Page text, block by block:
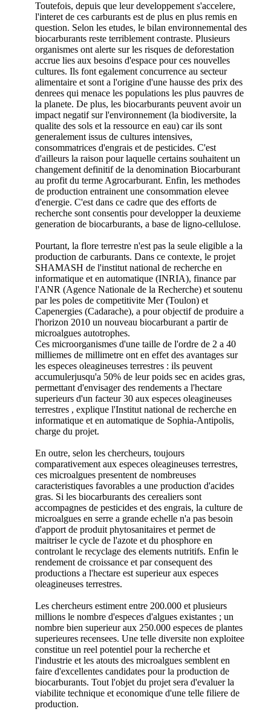
Toutefois, depuis que leur developpement s'accelere,
l'interet de ces carburants est de plus en plus remis en
question. Selon les etudes, le bilan environnemental des
biocarburants reste terriblement contraste. Plusieurs
organismes ont alerte sur les risques de deforestation
accrue lies aux besoins d'espace pour ces nouvelles
cultures. Ils font egalement concurrence au secteur
alimentaire et sont a l'origine d'une hausse des prix des
denrees qui menace les populations les plus pauvres de
la planete. De plus, les biocarburants peuvent avoir un
impact negatif sur l'environnement (la biodiversite, la
qualite des sols et la ressource en eau) car ils sont
generalement issus de cultures intensives,
consommatrices d'engrais et de pesticides. C'est
d'ailleurs la raison pour laquelle certains souhaitent un
changement definitif de la denomination Biocarburant
au profit du terme Agrocarburant. Enfin, les methodes
de production entrainent une consommation elevee
d'energie. C'est dans ce cadre que des efforts de
recherche sont consentis pour developper la deuxieme
generation de biocarburants, a base de ligno-cellulose.
Pourtant, la flore terrestre n'est pas la seule eligible a la
production de carburants. Dans ce contexte, le projet
SHAMASH de l'institut national de recherche en
informatique et en automatique (INRIA), finance par
l'ANR (Agence Nationale de la Recherche) et soutenu
par les poles de competitivite Mer (Toulon) et
Capenergies (Cadarache), a pour objectif de produire a
l'horizon 2010 un nouveau biocarburant a partir de
microalgues autotrophes.
Ces microorganismes d'une taille de l'ordre de 2 a 40
milliemes de millimetre ont en effet des avantages sur
les especes oleagineuses terrestres : ils peuvent
accumulerjusqu'a 50% de leur poids sec en acides gras,
permettant d'envisager des rendements a l'hectare
superieurs d'un facteur 30 aux especes oleagineuses
terrestres , explique l'Institut national de recherche en
informatique et en automatique de Sophia-Antipolis,
charge du projet.
En outre, selon les chercheurs, toujours
comparativement aux especes oleagineuses terrestres,
ces microalgues presentent de nombreuses
caracteristiques favorables a une production d'acides
gras. Si les biocarburants des cerealiers sont
accompagnes de pesticides et des engrais, la culture de
microalgues en serre a grande echelle n'a pas besoin
d'apport de produit phytosanitaires et permet de
maitriser le cycle de l'azote et du phosphore en
controlant le recyclage des elements nutritifs. Enfin le
rendement de croissance et par consequent des
productions a l'hectare est superieur aux especes
oleagineuses terrestres.
Les chercheurs estiment entre 200.000 et plusieurs
millions le nombre d'especes d'algues existantes ; un
nombre bien superieur aux 250.000 especes de plantes
superieures recensees. Une telle diversite non exploitee
constitue un reel potentiel pour la recherche et
l'industrie et les atouts des microalgues semblent en
faire d'excellentes candidates pour la production de
biocarburants. Tout l'objet du projet sera d'evaluer la
viabilite technique et economique d'une telle filiere de
production.